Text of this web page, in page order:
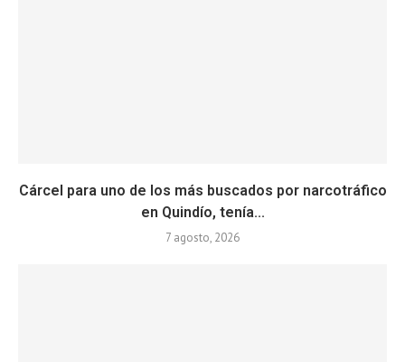
Cárcel para uno de los más buscados por narcotráfico
en Quindío, tenía...
7 agosto, 2026